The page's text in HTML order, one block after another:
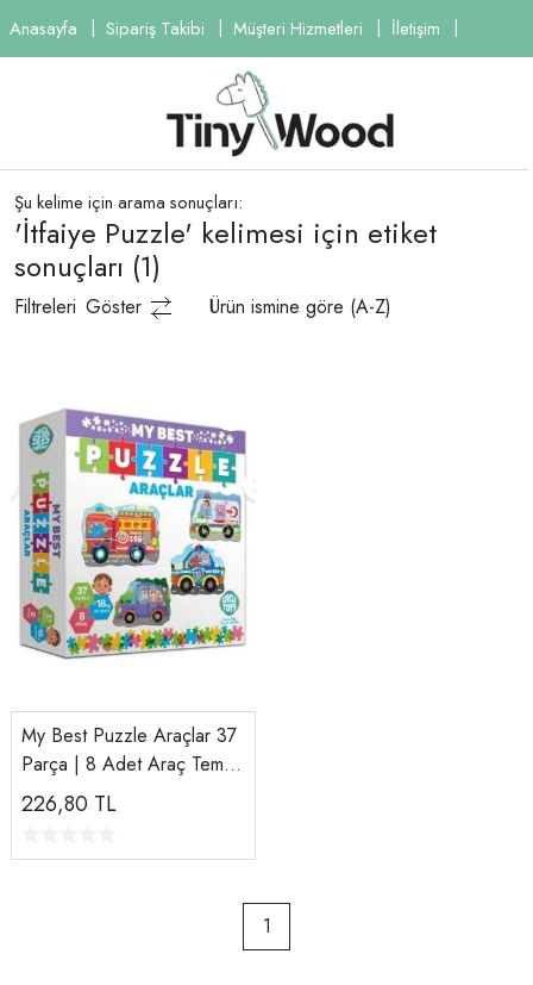
Anasayfa Sipariş Takibi Müşteri Hizmetleri İletişim
Şu kelime için arama sonuçları:
'İtfaiye Puzzle' kelimesi için etiket
sonuçları (1)
Filtreleri Göster Ürün ismine göre (A-Z)
My Best Puzzle Araçlar 37
Parça | 8 Adet Araç Temalı
Eğitici Yapboz Seti
226,80 TL
1